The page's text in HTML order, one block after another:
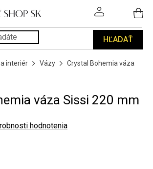
HĽADAŤ
interiér Vázy
Crystal Bohemia váza
váza Sissi 220 mm
hodnotenia